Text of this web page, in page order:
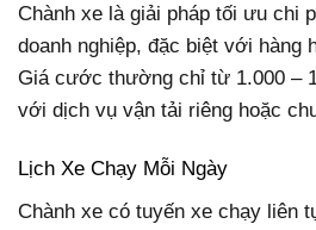
Chành xe là giải pháp tối ưu chi
doanh nghiệp, đặc biệt với hàng
Giá cước thường chỉ từ 1.000 –
với dịch vụ vận tải riêng hoặc
Lịch Xe Chạy Mỗi Ngày
Chành xe có tuyến xe chạy liên